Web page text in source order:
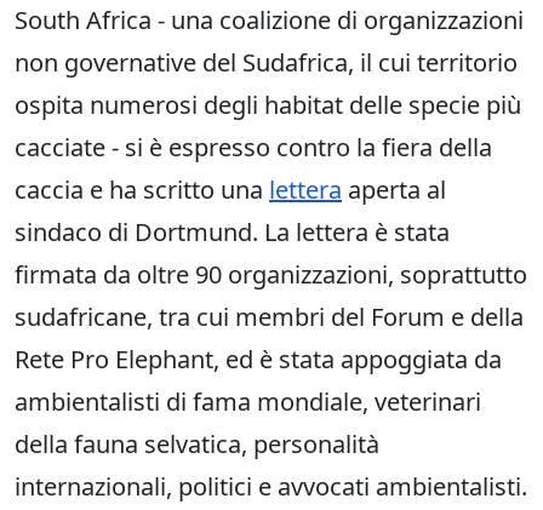
South Africa - una coalizione di organizzazioni
non governative del Sudafrica, il cui territorio
ospita numerosi degli habitat delle specie più
cacciate - si è espresso contro la fiera della
caccia e ha scritto una lettera aperta al
sindaco di Dortmund. La lettera è stata
firmata da oltre 90 organizzazioni, soprattutto
sudafricane, tra cui membri del Forum e della
Rete Pro Elephant, ed è stata appoggiata da
ambientalisti di fama mondiale, veterinari
della fauna selvatica, personalità
internazionali, politici e avvocati ambientalisti.